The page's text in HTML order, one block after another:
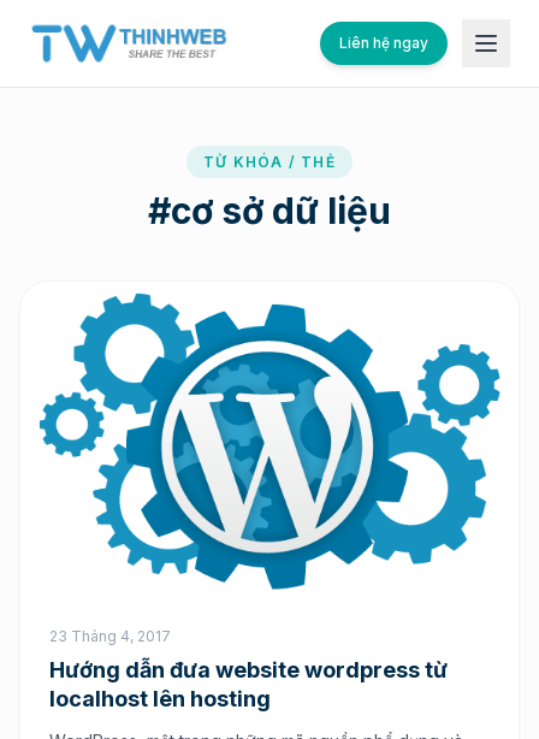
Liên hệ ngay
TỪ KHÓA / THẺ
#cơ sở dữ liệu
23 Tháng 4, 2017
Hướng dẫn đưa website wordpress từ
localhost lên hosting